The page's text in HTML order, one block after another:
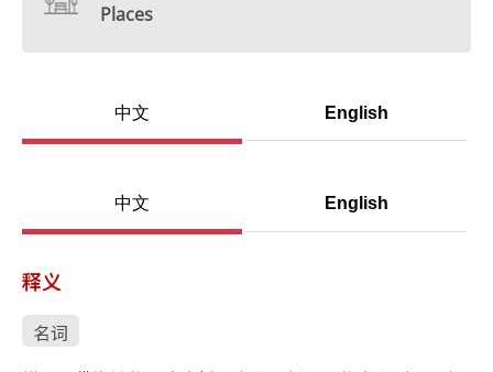
Places
中文 English
中文 English
释义
名词